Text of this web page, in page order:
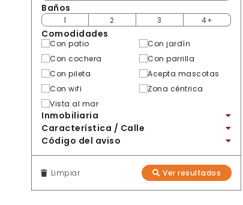
Baños
1 2 3 4+
Comodidades
Con patio
Con jardín
Con cochera
Con parrilla
Con pileta
Acepta mascotas
Con wifi
Zona céntrica
Vista al mar
Inmobiliaria
Característica / Calle
Código del aviso
Limpiar Ver resultados